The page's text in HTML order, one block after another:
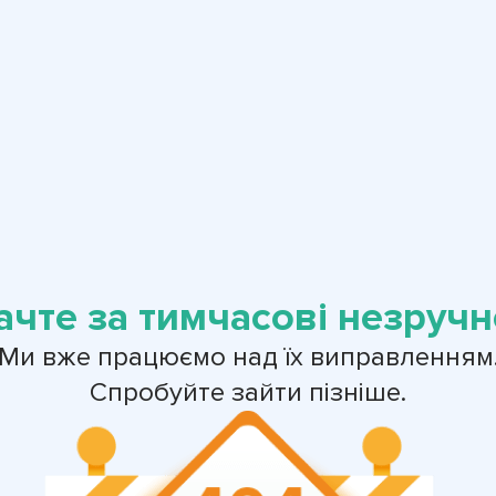
за тимчасові
вже працюємо над їх
Спробуйте зайти пізніше.